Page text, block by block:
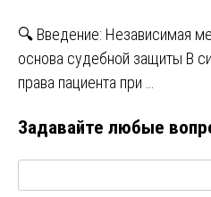
🔍 Введение: Независимая
основа судебной защиты В
права пациента при …
Задавайте любые